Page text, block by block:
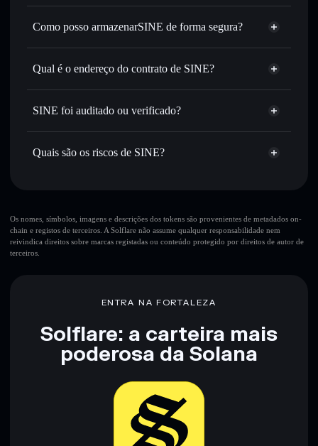
encaminhamento inteligente de ordens para obteres o
melhor preço disponível
Utilizar DCA— investir de forma faseada ao longo do
publicamente as carteiras usando o Agregador de
Acompanhar em tempo real
volume, capitalização de mercado e liquidez de SINE
Agregador de Privacidade
Solflare SINE
Como posso armazenarSINE de forma segura?
SINE
carteira
Agregador de Privacidade
Qual é o endereço do contrato de SINE?
SINE
Solflare
SINE foi auditado ou verificado?
SINE não está verificado
Quais são os riscos de SINE?
SINE
mutáveis
pesquisa. Dados fornecidos pelo rugcheck.xyz.
Os nomes, símbolos, imagens e descrições dos tokens são provenientes de metadados on-
chain e registos de terceiros. A Solflare não assume qualquer responsabilidade nem
reivindica direitos sobre marcas registadas ou conteúdo protegido por direitos de autor de
terceiros.
ENTRA NA FORTALEZA
Solflare: a carteira mais
poderosa da Solana